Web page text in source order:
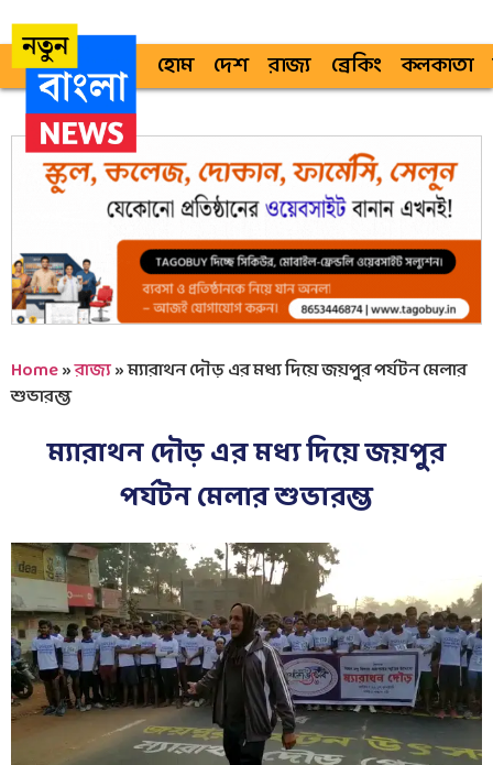
হোম দেশ রাজ্য ব্রেকিং কলকাতা
Home»রাজ্য»ম্যারাথন দৌড় এর মধ্য দিয়ে জয়পুর পর্যটন মেলার
শুভারম্ভ
ম্যারাথন দৌড় এর মধ্য দিয়ে জয়পুর
পর্যটন মেলার শুভারম্ভ